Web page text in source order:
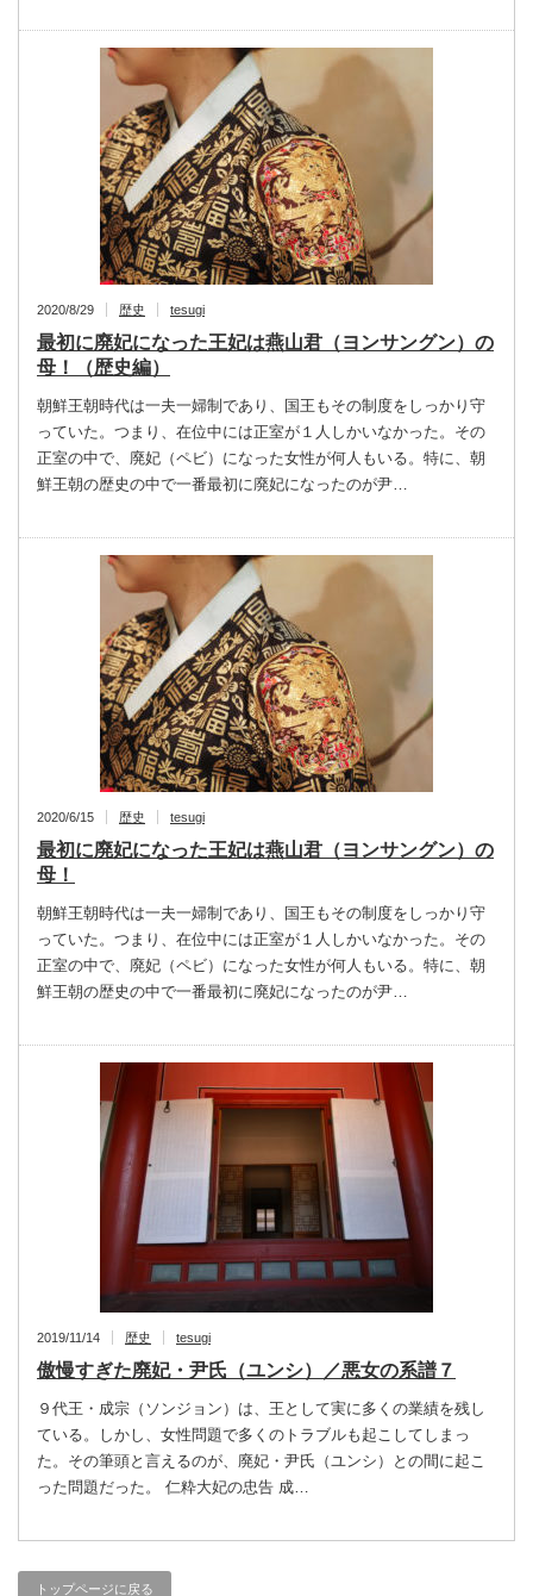
2020/8/29 歴史 tesugi
最初に廃妃になった王妃は燕山君（ヨンサングン）の
母！（歴史編）
朝鮮王朝時代は一夫一婦制であり、国王もその制度をしっかり守
っていた。つまり、在位中には正室が１人しかいなかった。その
正室の中で、廃妃（ペビ）になった女性が何人もいる。特に、朝
鮮王朝の歴史の中で一番最初に廃妃になったのが尹…
2020/6/15 歴史 tesugi
最初に廃妃になった王妃は燕山君（ヨンサングン）の
母！
朝鮮王朝時代は一夫一婦制であり、国王もその制度をしっかり守
っていた。つまり、在位中には正室が１人しかいなかった。その
正室の中で、廃妃（ペビ）になった女性が何人もいる。特に、朝
鮮王朝の歴史の中で一番最初に廃妃になったのが尹…
2019/11/14 歴史 tesugi
傲慢すぎた廃妃・尹氏（ユンシ）／悪女の系譜７
９代王・成宗（ソンジョン）は、王として実に多くの業績を残し
ている。しかし、女性問題で多くのトラブルも起こしてしまっ
た。その筆頭と言えるのが、廃妃・尹氏（ユンシ）との間に起こ
った問題だった。 仁粋大妃の忠告 成…
トップページに戻る